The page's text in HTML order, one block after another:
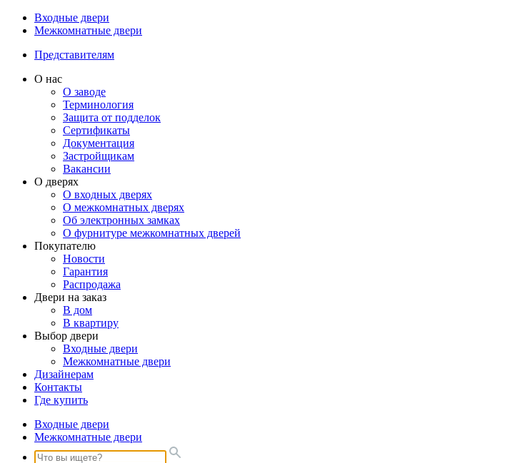
Входные двери
Межкомнатные двери
Представителям
О нас
О заводе
Терминология
Защита от подделок
Сертификаты
Документация
Застройщикам
Вакансии
О дверях
О входных дверях
О межкомнатных дверях
Об электронных замках
О фурнитуре межкомнатных дверей
Покупателю
Новости
Гарантия
Распродажа
Двери на заказ
В дом
В квартиру
Выбор двери
Входные двери
Межкомнатные двери
Дизайнерам
Контакты
Где купить
Входные двери
Межкомнатные двери